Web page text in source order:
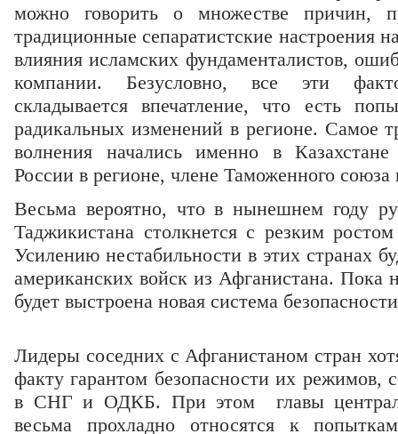
можно говорить о множестве причин,
традиционные сепаратистские настроения
влияния исламских фундаменталистов,
компании. Безусловно, все эти
складывается впечатление, что есть
радикальных изменений в регионе. Самое
волнения начались именно в
России в регионе, члене Таможенного
Весьма вероятно, что в нынешнем году
Таджикистана столкнется с резким
Усилению нестабильности в этих странах
американских войск из Афганистана. Пока
будет выстроена новая система
Лидеры соседних с Афганистаном стран
факту гарантом безопасности их режимов,
в СНГ и ОДКБ. При этом главы
весьма прохладно относятся к